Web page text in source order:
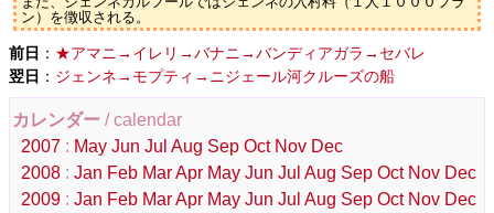
ン）を徴収される。
前日 ： ★アマニ→イレリ→バナニ→バンディアガラ→セバレ
翌日 ： ジェンネ→モプティ→ニジェール河クルーズの船
カレンダー / calendar
2007 : May Jun Jul Aug Sep Oct Nov Dec
2008 : Jan Feb MarApr May Jun Jul Aug Sep Oct Nov Dec
2009 : Jan Feb MarApr May Jun Jul Aug Sep Oct Nov Dec